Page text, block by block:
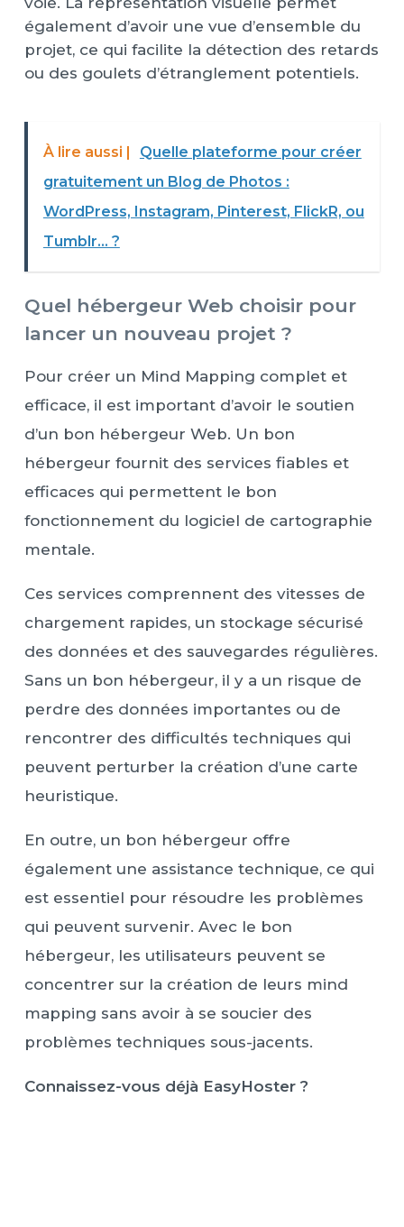
également d’avoir une vue d’ensemble du
projet, ce qui facilite la détection des retards
ou des goulets d’étranglement potentiels.
À lire aussi |
Quelle plateforme pour créer
gratuitement un Blog de Photos :
WordPress, Instagram, Pinterest, FlickR, ou
Tumblr… ?
Quel hébergeur Web choisir pour
lancer un nouveau projet ?
Pour créer un Mind Mapping complet et
efficace, il est important d’avoir le soutien
d’un bon hébergeur Web. Un bon
hébergeur fournit des services fiables et
efficaces qui permettent le bon
fonctionnement du logiciel de cartographie
mentale.
Ces services comprennent des vitesses de
chargement rapides, un stockage sécurisé
des données et des sauvegardes régulières.
Sans un bon hébergeur, il y a un risque de
perdre des données importantes ou de
rencontrer des difficultés techniques qui
peuvent perturber la création d’une carte
heuristique.
En outre, un bon hébergeur offre
également une assistance technique, ce qui
est essentiel pour résoudre les problèmes
qui peuvent survenir. Avec le bon
hébergeur, les utilisateurs peuvent se
concentrer sur la création de leurs mind
mapping sans avoir à se soucier des
problèmes techniques sous-jacents.
Connaissez-vous déjà EasyHoster ?